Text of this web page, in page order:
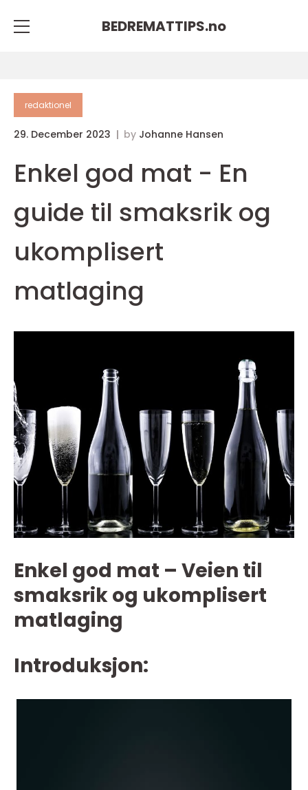
BEDREMATTIPS.no
redaktionel
29. December 2023 by Johanne Hansen
Enkel god mat - En
guide til smaksrik og
ukomplisert
matlaging
Enkel god mat – Veien til
smaksrik og ukomplisert
matlaging
Introduksjon: